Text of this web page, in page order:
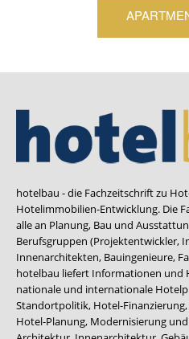
hotelbau - die Fachzeitschrift zu
Hotelimmobilien-Entwicklung. Die
alle an Planung, Bau und
Berufsgruppen (Projektentwickler,
Innenarchitekten, Bauingenieure,
hotelbau liefert Informationen und
nationale und internationale
Standortpolitik, Hotel-
Hotel-Planung, Modernisierung